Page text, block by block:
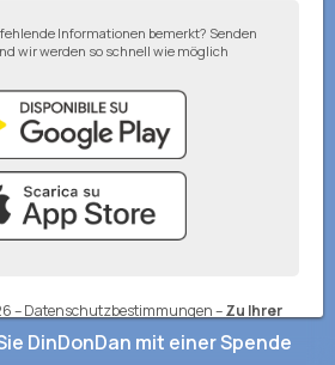
Informationen bemerkt? Senden
wir werden so schnell wie möglich
–Datenschutzbestimmungen–Zu Ihrer
hinzufügen
DinDonDan mit einer Spende